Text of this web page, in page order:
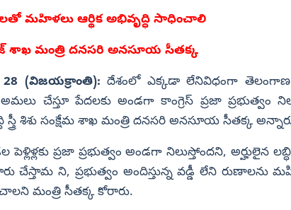
మహిళలు ఆర్థిక అభివృద్ధి సాధించాలి
మంత్రి దనసరి అనసూయ సీతక్క
(విజయక్రాంతి): దేశంలో ఎక్కడా లేనివిధంగా తెలంగాణ
చేస్తూ పేదలకు అండగా కాంగ్రెస్ ప్రజా
స్త్రీ శిశు సంక్షేమ శాఖ మంత్రి దనసరి అనసూయ సీతక్క
పెళ్లిళ్లకు ప్రజా ప్రభుత్వం అండగా నిలుస్తోందని, అర్హులైన
చేస్తామ ని, ప్రభుత్వం అందిస్తున్న వడ్డీ లేని రుణాలను
మంత్రి సీతక్క కోరారు.